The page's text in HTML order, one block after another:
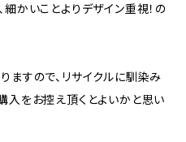
かいことよりデザイン重視！の
すので、リサイクルに馴染み
入をお控え頂くとよいかと思い